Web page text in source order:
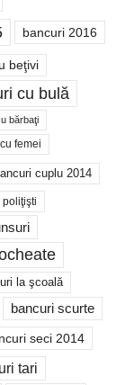
bancuri 2016
beţivi
cu bulă
bărbaţi
femei
cuplu 2014
la şcoală
bancuri scurte
seci 2014
tari